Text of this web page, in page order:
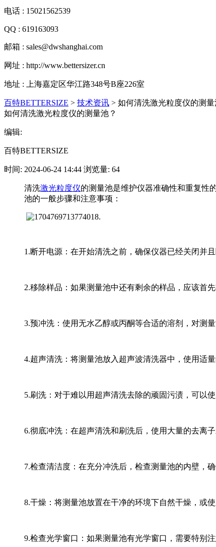
电话 : 15021562539
QQ : 619163093
邮箱 : sales@dwshanghai.com
网址 : http://www.bettersizer.cn
地址 : 上海嘉定区华江路348号B座226室
百特BETTERSIZE > 技术资讯 > 如何清洗激光粒度仪的测量
如何清洗激光粒度仪的测量池？
编辑:
百特BETTERSIZE
时间: 2024-06-24 14:44 浏览量: 64
清洗激光粒度仪的测量池是维护仪器准确性和重复性
池的一般步骤和注意事项：
1.断开电源：在开始清洗之前，确保仪器已经关闭并
2.移除样品：如果测量池中还有剩余的样品，应该首先
3.预冲洗：使用无水乙醇或丙酮等合适的溶剂，对测
4.超声清洗：将测量池放入超声波清洗器中，使用适
5.刷洗：对于难以用超声清洗去除的顽固污渍，可以
6.彻底冲洗：在超声清洗和刷洗后，使用大量的去离
7.检查清洁度：在充分冲洗后，检查测量池的内壁，
8.干燥：将测量池放置在干净的环境下自然干燥，或
9.检查光学窗口：如果测量池有光学窗口，需要特别